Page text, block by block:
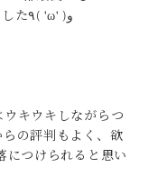
(*≧∀≦*) 本当にありがとうございました٩( 'ω' )و
キウキしながらつ
の評判もよく、欲
につけられると思い